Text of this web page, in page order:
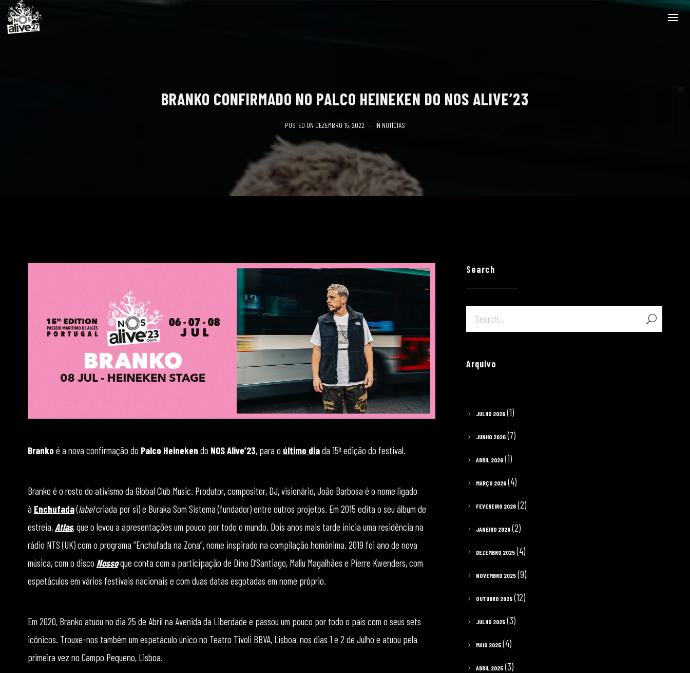
BRANKO CONFIRMADO NO PALCO HEINEKEN DO NOS ALIVE’23
POSTED ON DEZEMBRO 15, 2022 IN NOTÍCIAS
Branko é a nova confirmação do Palco Heineken do NOS Alive’23, para o último diada 15ª edição do festival.
Branko é o rosto do ativismo da Global Club Music. Produtor, compositor, DJ, visionário, João Barbosa é o nome ligado
à Enchufada(labelcriada por si) e Buraka Som Sistema (fundador) entre outros projetos. Em 2015 edita o seu álbum de
estreia, Atlas, que o levou a apresentações um pouco por todo o mundo. Dois anos mais tarde inicia uma residência na
rádio NTS (UK) com o programa “Enchufada na Zona”, nome inspirado na compilação homónima. 2019 foi ano de nova
música, com o disco Nossoque conta com a participação de Dino D’Santiago, Mallu Magalhães e Pierre Kwenders, com
espetáculos em vários festivais nacionais e com duas datas esgotadas em nome próprio.
Em 2020, Branko atuou no dia 25 de Abril na Avenida da Liberdade e passou um pouco por todo o país com o seus sets
icónicos. Trouxe-nos também um espetáculo único no Teatro Tivoli BBVA, Lisboa, nos dias 1 e 2 de Julho e atuou pela
primeira vez no Campo Pequeno, Lisboa.
Search
Arquivo
JULHO 2026 (1)
JUNHO 2026 (7)
ABRIL 2026 (1)
MARÇO 2026 (4)
FEVEREIRO 2026 (2)
JANEIRO 2026 (2)
DEZEMBRO 2025 (4)
NOVEMBRO 2025 (9)
OUTUBRO 2025 (12)
JULHO 2025 (3)
MAIO 2025 (4)
ABRIL 2025 (3)